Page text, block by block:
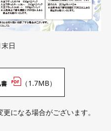
日
（1.7MB）
になる場合がございます。